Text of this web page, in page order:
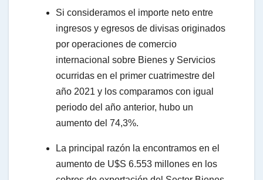
Si consideramos el importe neto entre
ingresos y egresos de divisas originados
por operaciones de comercio
internacional sobre Bienes y Servicios
ocurridas en el primer cuatrimestre del
año 2021 y los comparamos con igual
periodo del año anterior, hubo un
aumento del 74,3%.
La principal razón la encontramos en el
aumento de U$S 6.553 millones en los